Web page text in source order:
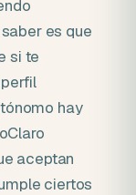
es que
si te
hay
aceptan
ciertos